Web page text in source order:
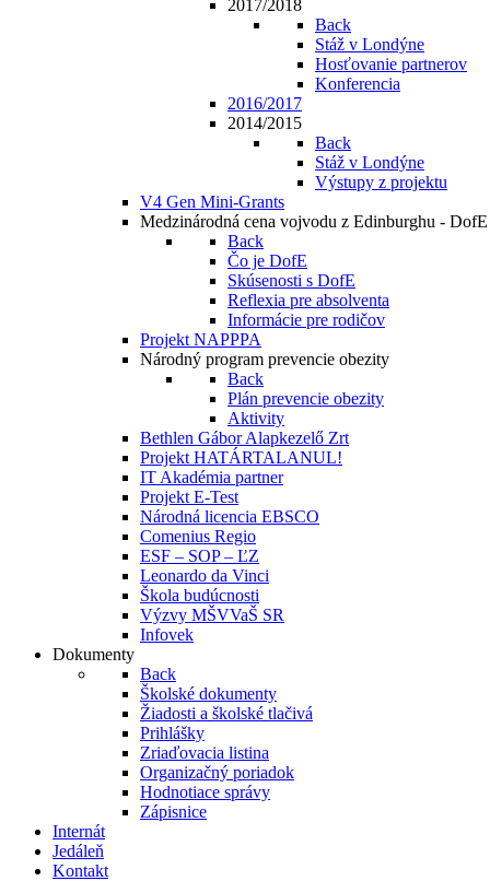
2017/2018
Back
Stáž v Londýne
Hosťovanie partnerov
Konferencia
2016/2017
2014/2015
Back
Stáž v Londýne
Výstupy z projektu
V4 Gen Mini-Grants
Medzinárodná cena vojvodu z Edinburghu - DofE
Back
Čo je DofE
Skúsenosti s DofE
Reflexia pre absolventa
Informácie pre rodičov
Projekt NAPPPA
Národný program prevencie obezity
Back
Plán prevencie obezity
Aktivity
Bethlen Gábor Alapkezelő Zrt
Projekt HATÁRTALANUL!
IT Akadémia partner
Projekt E-Test
Národná licencia EBSCO
Comenius Regio
ESF – SOP – ĽZ
Leonardo da Vinci
Škola budúcnosti
Výzvy MŠVVaŠ SR
Infovek
Dokumenty
Back
Školské dokumenty
Žiadosti a školské tlačivá
Prihlášky
Zriaďovacia listina
Organizačný poriadok
Hodnotiace správy
Zápisnice
Internát
Jedáleň
Kontakt